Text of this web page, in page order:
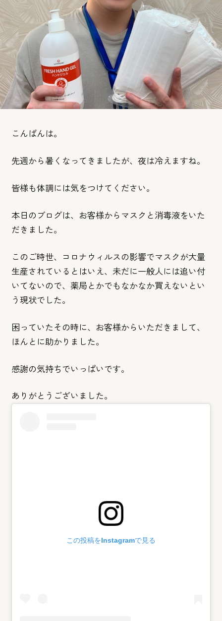
こんばんは。
先週から暑くなってきましたが、夜は冷えますね。
皆様も体調には気をつけてください。
本日のブログは、お客様からマスクと消毒液をいた
だきました。
このご時世、コロナウィルスの影響でマスクが大量
生産されている とはいえ、未だに一般人には追い付
いてないので、薬局とかでもな かなか買えないとい
う現状でした。
困っていたその時に、お客様からいただきまして、
ほんとに助かり ました。
感謝の気持ちでいっぱいです。
ありがとうございました。
この投稿をInstagramで見る